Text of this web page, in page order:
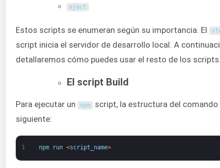
eject
Estos scripts se enumeran según su importancia. El
script inicia el servidor de desarrollo local. A
detallaremos cómo puedes usar el resto de los
El script Build
Para ejecutar un npm script, la estructura del comando
siguiente:
1 npm run <script_name>